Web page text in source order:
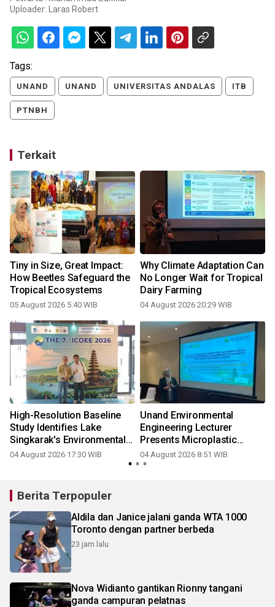
Uploader:
Laras Robert
Tags:
UNAND UNAND UNIVERSITAS ANDALAS ITB
PTNBH
Terkait
Tiny in Size, Great Impact:
How Beetles Safeguard the
Tropical Ecosystems
05 August 2026 5:40 WIB
Why Climate Adaptation Can
No Longer Wait for Tropical
Dairy Farming
04 August 2026 20:29 WIB
High-Resolution Baseline
Study Identifies Lake
Singkarak's Environmental
Quality as a Strategic Pillar
for Indonesia's Future Solar
04 August 2026 17:30 WIB
Unand Environmental
Engineering Lecturer
Presents Microplastic
Research at ICOEE 2026,
Strengthening International
04 August 2026 8:51 WIB
Berita Terpopuler
Aldila dan Janice jalani ganda WTA 1000
Toronto dengan partner berbeda
23 jam lalu
Nova Widianto gantikan Rionny tangani
ganda campuran pelatnas